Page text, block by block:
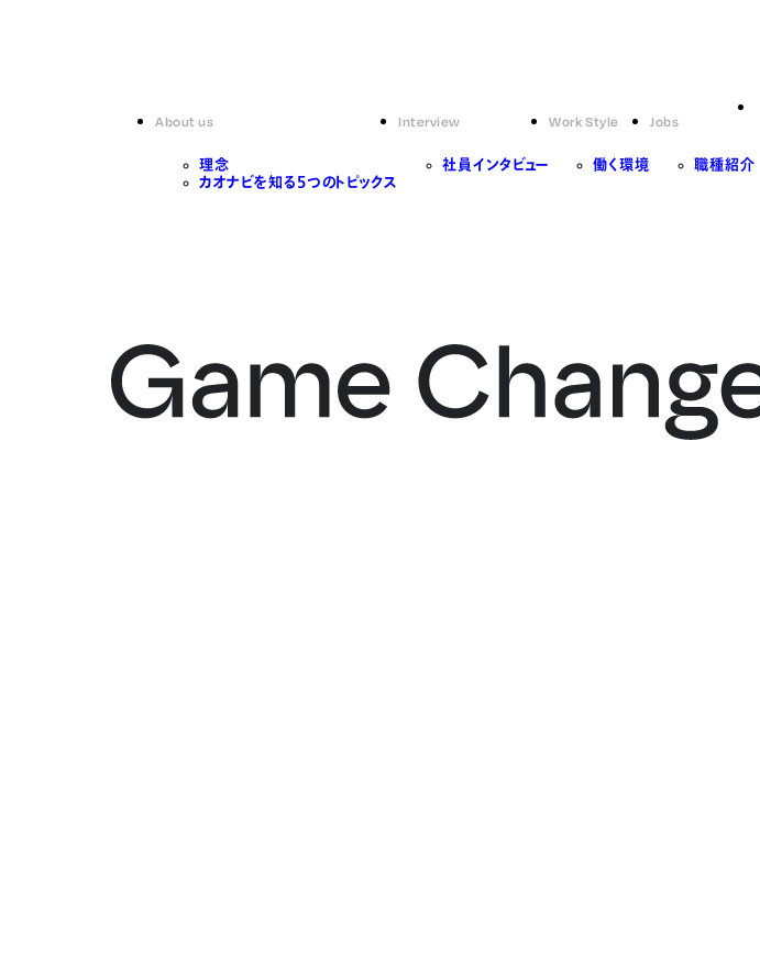
About us
理念
カオナビを知る5つのトピックス
Interview
社員インタビュー
Work Style
働く環境
Jobs
職種紹介